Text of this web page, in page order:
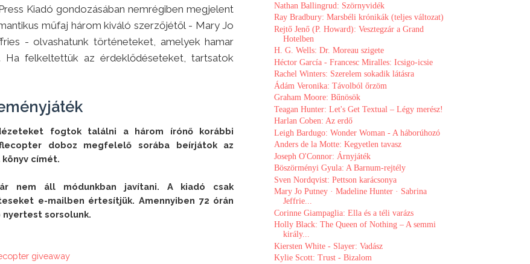
Kiadó gondozásában nemrégiben megjelent
műfaj három kiváló szerzőjétől - Mary Jo
- olvashatunk történeteket, amelyek hamar
felkeltettük az érdeklődéseteket, tartsatok
fogtok találni a három írónő korábbi
doboz megfelelő sorába beírjátok az
címét.
nem áll módunkban javítani. A kiadó csak
e-mailben értesítjük. Amennyiben 72 órán
nyertest sorsolunk.
giveaway
Nathan Ballingrud: Szörnyvidék
Ray Bradbury: Marsbéli krónikák (teljes változat)
Rejtő Jenő (P. Howard): Vesztegzár ​a Grand
Hotelben
H. G. Wells: Dr. Moreau szigete
Héctor García - Francesc Miralles: Icsigo-icsie
Rachel Winters: Szerelem sokadik látásra
Ádám Veronika: Távolból őrzöm
Graham Moore: Bűnösök
Teagan Hunter: Let's ​Get Textual – Légy merész!
Harlan Coben: Az ​erdő
Leigh Bardugo: Wonder Woman - A háborúhozó
Anders de la Motte: Kegyetlen tavasz
Joseph O'Connor: Árnyjáték
Böszörményi Gyula: A ​Barnum-rejtély
Sven Nordqvist: Pettson karácsonya
Mary Jo Putney · Madeline Hunter · Sabrina
Jeffrie...
Corinne Giampaglia: Ella és a téli varázs
Holly Black: The Queen of Nothing – A semmi
király...
Kiersten White - Slayer: Vadász
Kylie Scott: Trust - Bizalom